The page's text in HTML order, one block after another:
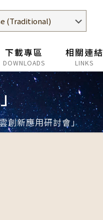
下載專區
DOWNLOADS
相關連結
LINKS
創新應用研討會」